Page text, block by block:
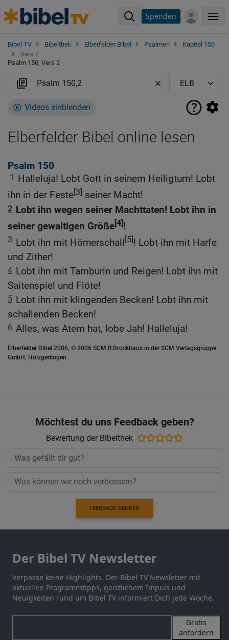
Spenden
Bibel TV Bibelthek Elberfelder Bibel Psalmen
Kapitel 150
Vers 2
Psalm 150, Vers 2
Videos einblenden
Elberfelder Bibel online lesen
Psalm 150
1
Halleluja! Lobt Gott in seinem Heiligtum! Lobt
ihn in der Feste[3] seiner Macht!
2 Lobt ihn wegen seiner Machttaten! Lobt ihn in
seiner gewaltigen Größe[4]!
3 Lobt ihn mit Hörnerschall [5]! Lobt ihn mit Harfe
und Zither!
4 Lobt ihn mit Tamburin und Reigen! Lobt ihn mit
Saitenspiel und Flöte!
5 Lobt ihn mit klingenden Becken! Lobt ihn mit
schallenden Becken!
6 Alles, was Atem hat, lobe Jah! Halleluja!
Elberfelder Bibel 2006, © 2006 SCM R.Brockhaus in der SCM Verlagsgruppe
GmbH, Holzgerlingen
Möchtest du uns Feedback geben?
Bewertung der Bibelthek
FEEDBACK SENDEN
Der Bibel TV Newsletter
Verpasse keine Highlights. Der Bibel TV Newsletter mit
aktuellen Programmtipps, geistlichem Impuls und
Neuigkeiten rund um Bibel TV informiert Dich jede Woche.
Gratis
anfordern